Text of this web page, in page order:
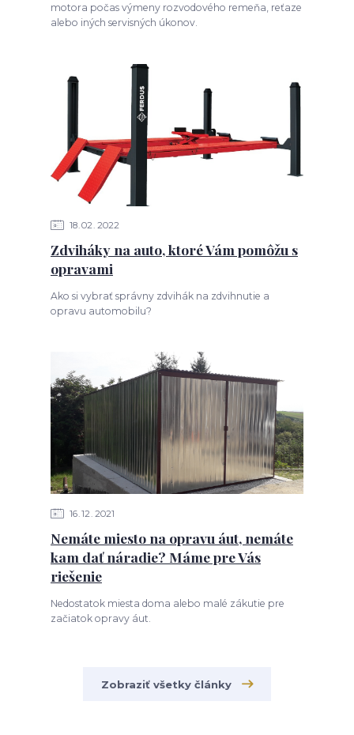
motora počas výmeny rozvodového remeňa, reťaze
alebo iných servisných úkonov.
18 02 2022
Zdviháky na auto, ktoré Vám pomôžu s
opravami
Ako si vybrať správny zdvihák na zdvihnutie a
opravu automobilu?
16 12 2021
Nemáte miesto na opravu áut, nemáte
kam dať náradie? Máme pre Vás
riešenie
Nedostatok miesta doma alebo malé zákutie pre
začiatok opravy áut.
Zobraziť všetky články